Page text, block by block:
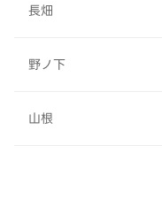
長畑
野ノ下
山根